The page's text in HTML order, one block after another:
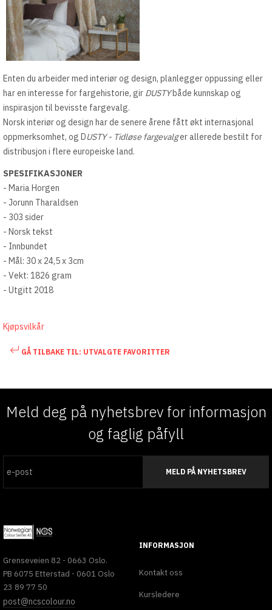
Enten du arbeider med interiør og design, planlegger oppussing eller
har en interesse for fargehistorie, gir DUSTYbåde kunnskap og
inspirasjon til bevisste fargevalg.
Norsk interiør og design har de senere årene fått økt internasjonal
oppmerksomhet, og DUSTY - Tidløse fargevalger allerede bestilt for
distribusjon i flere europeiske land.
SPESIFIKASJONER
- Maria Horgen
- Jorunn Tharaldsen
- 303 sider
- Norsk tekst
- Innbundet
- Mål: 30 x 24,5 x 3cm
- Vekt: 1826 gram
- Utgitt 2018
Kjøpsvilkår
GÅ TILBAKE TIL: UTVALGTE FAVORITTER
Meld deg på nyhetsbrev for informasjon
og faglig påfyll
MELD PÅ NYHETSBREV
Grenseveien 82 - 0663 Oslo.
PB 6075 Etterstad - 0601 Oslo
23 89 77 50
post@ncscolour.no
INFORMASJON
Kontakt oss
Kursledere